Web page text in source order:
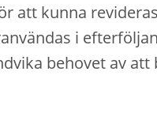
att kunna
i
behovet av att